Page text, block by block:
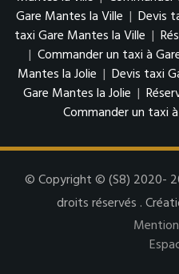
Gare Mantes la Ville | Devis
taxi Gare Mantes la Ville |
| Commander un taxi à
Mantes la Jolie | Devis taxi
Gare Mantes la Jolie |
Commander un taxi
© Copyright © (S8) 2020-
droits réservés .